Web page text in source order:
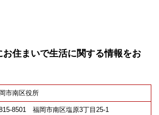
お住まいで生活に関する情報をお
市南区役所
8501 福岡市南区塩原3丁目25-1